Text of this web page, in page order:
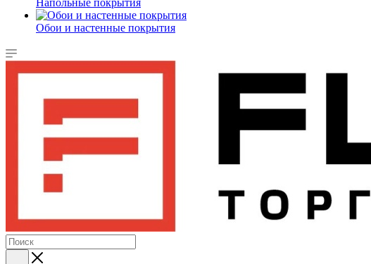
Напольные покрытия
Обои и настенные покрытия